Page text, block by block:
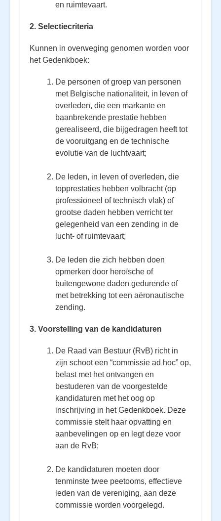
en ruimtevaart.
2. Selectiecriteria
Kunnen in overweging genomen worden voor
het Gedenkboek:
De personen of groep van personen
met Belgische nationaliteit, in leven of
overleden, die een markante en
baanbrekende prestatie hebben
gerealiseerd, die bijgedragen heeft tot
de vooruitgang en de technische
evolutie van de luchtvaart;
De leden, in leven of overleden, die
topprestaties hebben volbracht (op
professioneel of technisch vlak) of
grootse daden hebben verricht ter
gelegenheid van een zending in de
lucht- of ruimtevaart;
De leden die zich hebben doen
opmerken door heroïsche of
buitengewone daden gedurende of
met betrekking tot een aëronautische
zending.
3. Voorstelling van de kandidaturen
De Raad van Bestuur (RvB) richt in
zijn schoot een “commissie ad hoc” op,
belast met het ontvangen en
bestuderen van de voorgestelde
kandidaturen met het oog op
inschrijving in het Gedenkboek. Deze
commissie stelt haar opvatting en
aanbevelingen op en legt deze voor
aan de RvB;
De kandidaturen moeten door
tenminste twee peetooms, effectieve
leden van de vereniging, aan deze
commissie worden voorgelegd.